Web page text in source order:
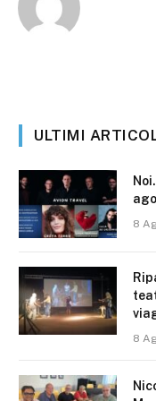
ULTIMI
8
8